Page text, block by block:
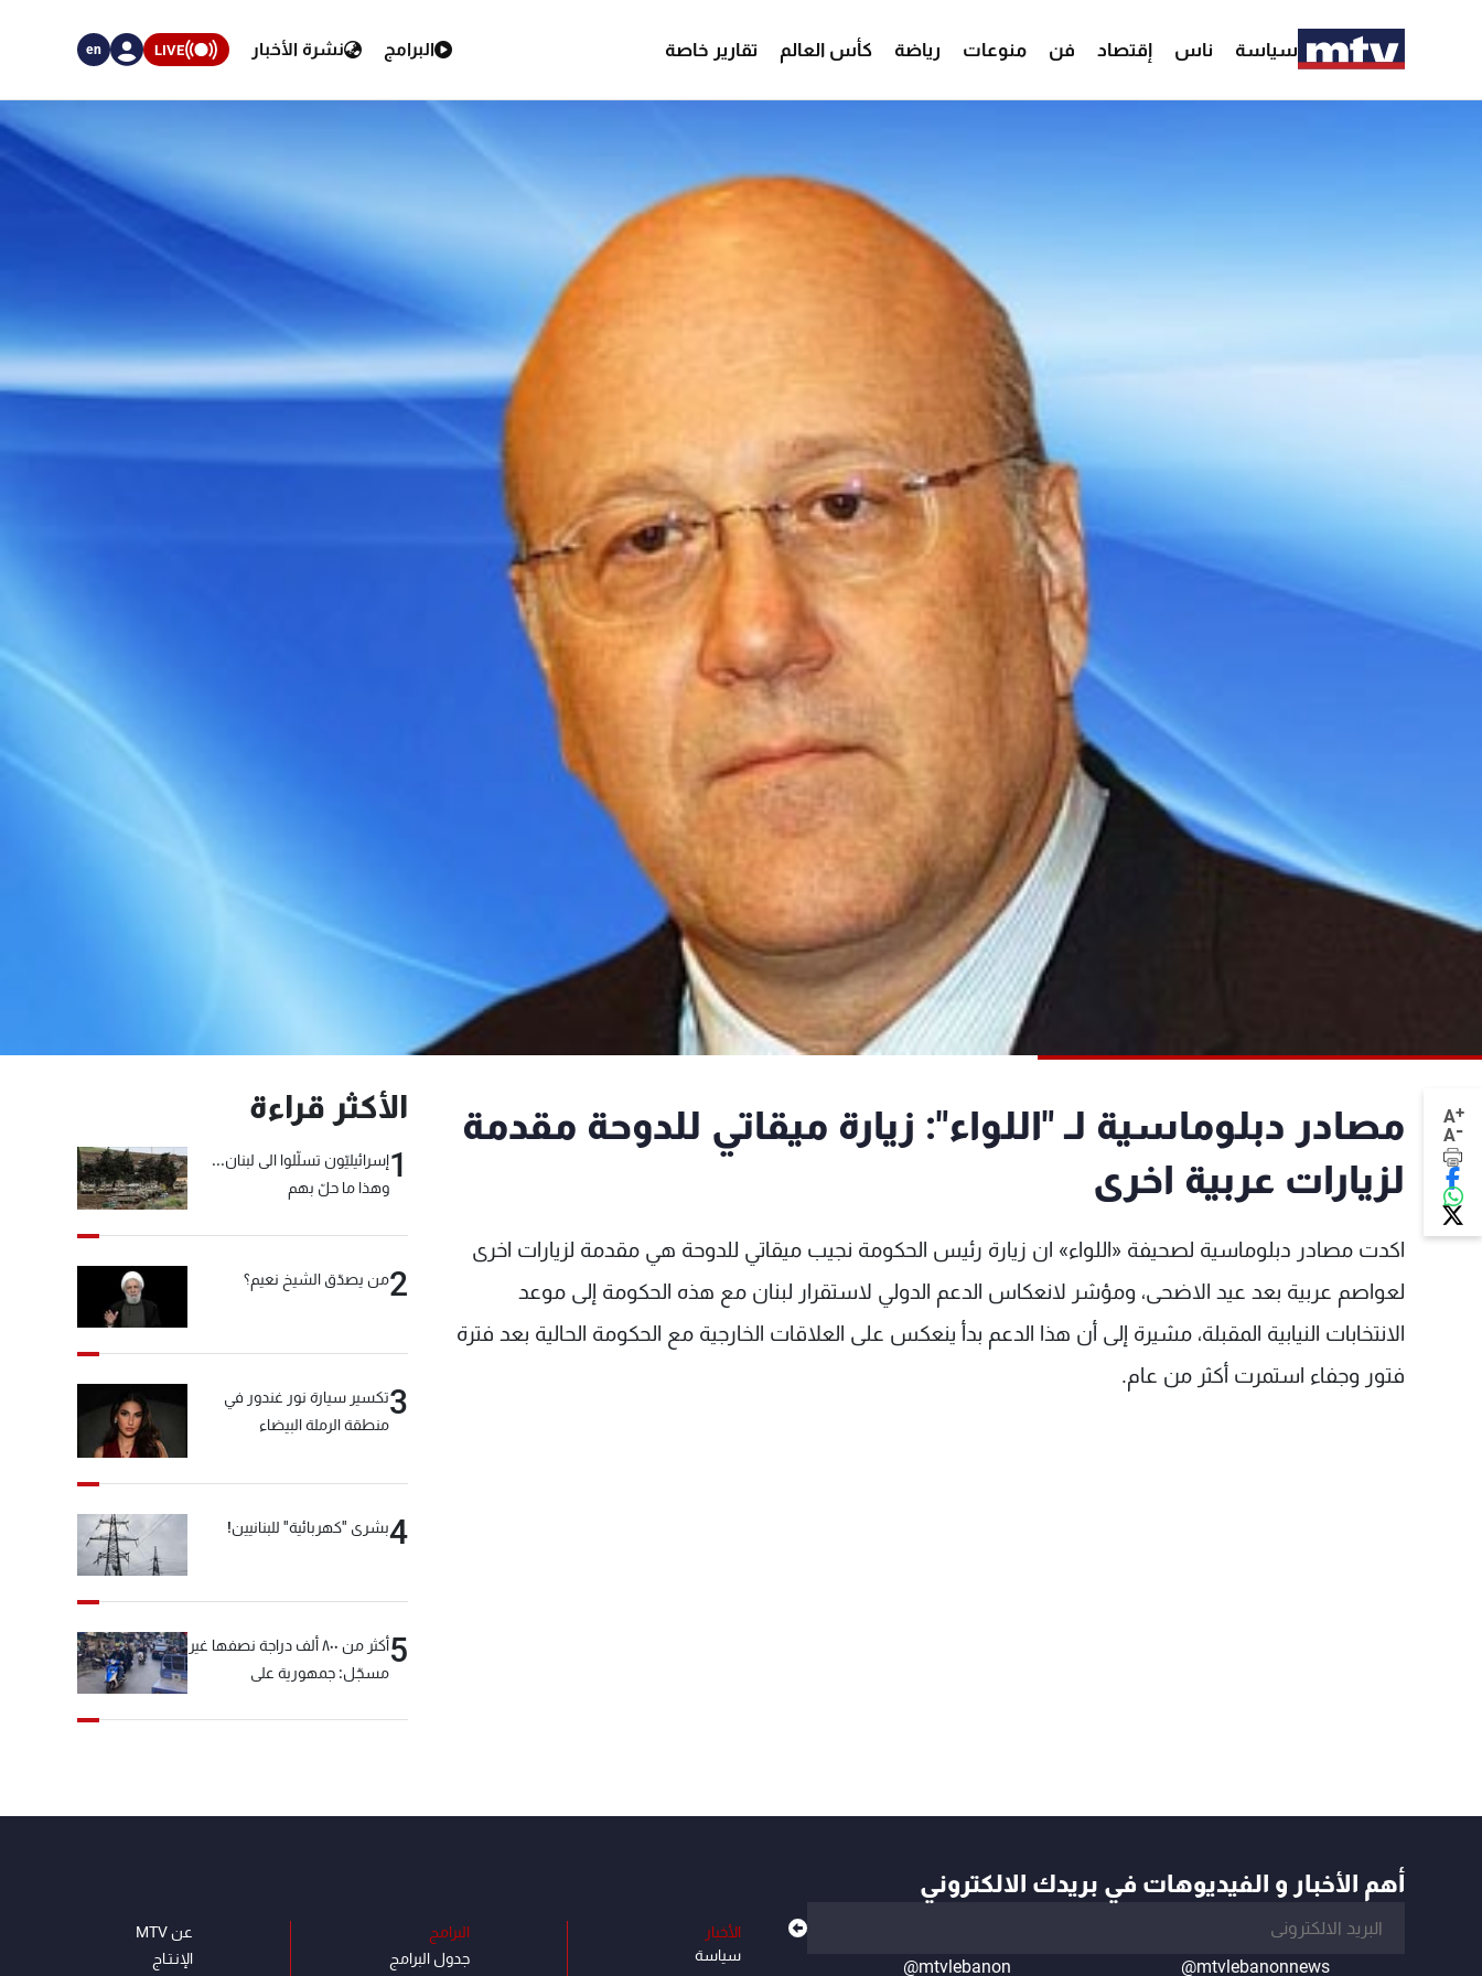
سياسة ناس إقتصاد فن منوعات رياضة كأس العالم تقارير خاصة البرامج نشرة الأخبار LIVE
en
A+
A-
مصادر دبلوماسية لـ "اللواء": زيارة ميقاتي للدوحة مقدمة
لزيارات عربية اخرى
اكدت مصادر دبلوماسية لصحيفة «اللواء» ان زيارة رئيس الحكومة نجيب ميقاتي للدوحة هي مقدمة لزيارات اخرى
لعواصم عربية بعد عيد الاضحى، ومؤشر لانعكاس الدعم الدولي لاستقرار لبنان مع هذه الحكومة إلى موعد
الانتخابات النيابية المقبلة، مشيرة إلى أن هذا الدعم بدأ ينعكس على العلاقات الخارجية مع الحكومة الحالية بعد فترة
فتور وجفاء استمرت أكثر من عام.
الأكثر قراءة
1إسرائيليّون تسلّلوا الى لبنان...
وهذا ما حلّ بهم
2من يصدّق الشيخ نعيم؟
3تكسير سيارة نور غندور في
منطقة الرملة البيضاء
4بشرى "كهربائية" للبنانيين!
5
أكثر من ٨٠٠ ألف دراجة نصفها غير
مسجّل: جمهورية على
أهم الأخبار و الفيديوهات في بريدك الالكتروني
@mtvlebanonnews
@mtvlebanon
الأخبار
سياسة
البرامج
جدول البرامج
عن MTV
الإنـتـاج